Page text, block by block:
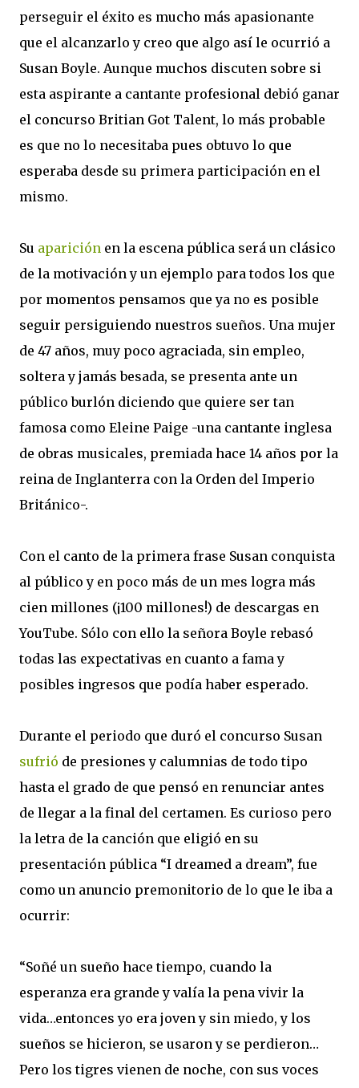
perseguir el éxito es mucho más apasionante
que el alcanzarlo y creo que algo así le ocurrió a
Susan Boyle. Aunque muchos discuten sobre si
esta aspirante a cantante profesional debió ganar
el concurso Britian Got Talent, lo más probable
es que no lo necesitaba pues obtuvo lo que
esperaba desde su primera participación en el
mismo.
Su aparición en la escena pública será un clásico
de la motivación y un ejemplo para todos los que
por momentos pensamos que ya no es posible
seguir persiguiendo nuestros sueños. Una mujer
de 47 años, muy poco agraciada, sin empleo,
soltera y jamás besada, se presenta ante un
público burlón diciendo que quiere ser tan
famosa como Eleine Paige -una cantante inglesa
de obras musicales, premiada hace 14 años por la
reina de Inglanterra con la Orden del Imperio
Británico-.
Con el canto de la primera frase Susan conquista
al público y en poco más de un mes logra más
cien millones (¡100 millones!) de descargas en
YouTube. Sólo con ello la señora Boyle rebasó
todas las expectativas en cuanto a fama y
posibles ingresos que podía haber esperado.
Durante el periodo que duró el concurso Susan
sufrió de presiones y calumnias de todo tipo
hasta el grado de que pensó en renunciar antes
de llegar a la final del certamen. Es curioso pero
la letra de la canción que eligió en su
presentación pública “I dreamed a dream”, fue
como un anuncio premonitorio de lo que le iba a
ocurrir:
“Soñé un sueño hace tiempo, cuando la
esperanza era grande y valía la pena vivir la
vida…entonces yo era joven y sin miedo, y los
sueños se hicieron, se usaron y se perdieron…
Pero los tigres vienen de noche, con sus voces